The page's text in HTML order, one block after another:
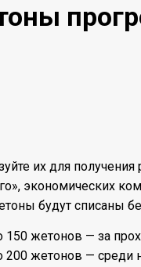
их для
экономических
будут списаны
150 жетонов — за
200 жетонов — среди